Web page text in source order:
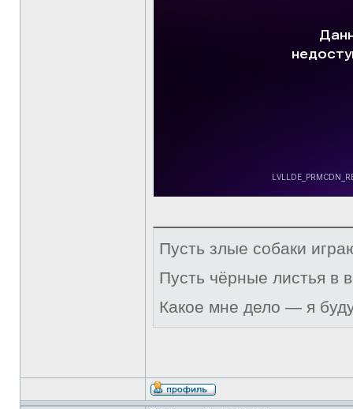
Пусть злые собаки
Пусть чёрные листья в
Какое мне дело — я